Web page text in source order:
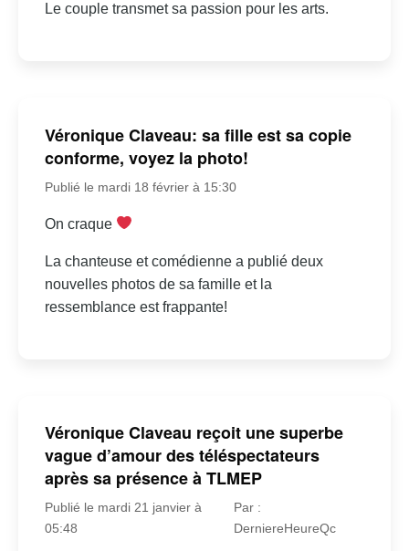
Le couple transmet sa passion pour les arts.
Véronique Claveau: sa fille est sa copie
conforme, voyez la photo!
Publié le mardi 18 février à 15:30
On craque
La chanteuse et comédienne a publié deux
nouvelles photos de sa famille et la
ressemblance est frappante!
Véronique Claveau reçoit une superbe
vague d’amour des téléspectateurs
après sa présence à TLMEP
Publié le mardi 21 janvier à
05:48
Par :
DerniereHeureQc